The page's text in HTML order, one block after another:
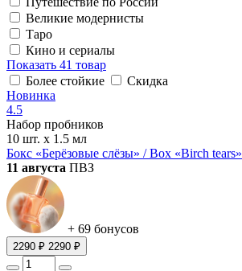
Великие модернисты
Таро
Кино и сериалы
Показать 41 товар
Более стойкие
Скидка
Новинка
4.5
Набор пробников
10 шт. х 1.5 мл
Бокс «Берёзовые слёзы» / Box «Birch tears»
11 августа ПВЗ
+ 69 бонусов
2290 ₽ 2290 ₽